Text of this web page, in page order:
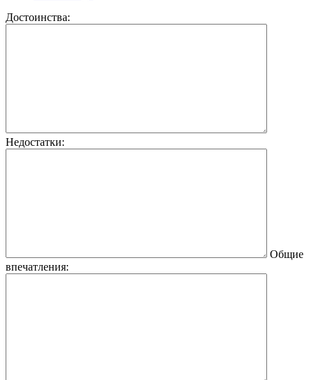
Достоинства:
Недостатки:
Общие
впечатления: